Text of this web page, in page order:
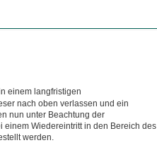
einem langfristigen
nach oben verlassen und ein
nun unter Beachtung der
einem Wiedereintritt in den Bereich des
werden.